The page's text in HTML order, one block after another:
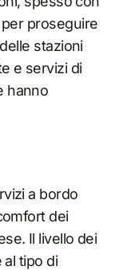
proseguire
stazioni
e servizi di
hanno
a bordo
dei
Il livello dei
al tipo di